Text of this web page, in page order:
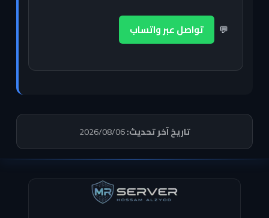
💬 تواصل عبر واتساب
تاريخ آخر تحديث:2026/08/06